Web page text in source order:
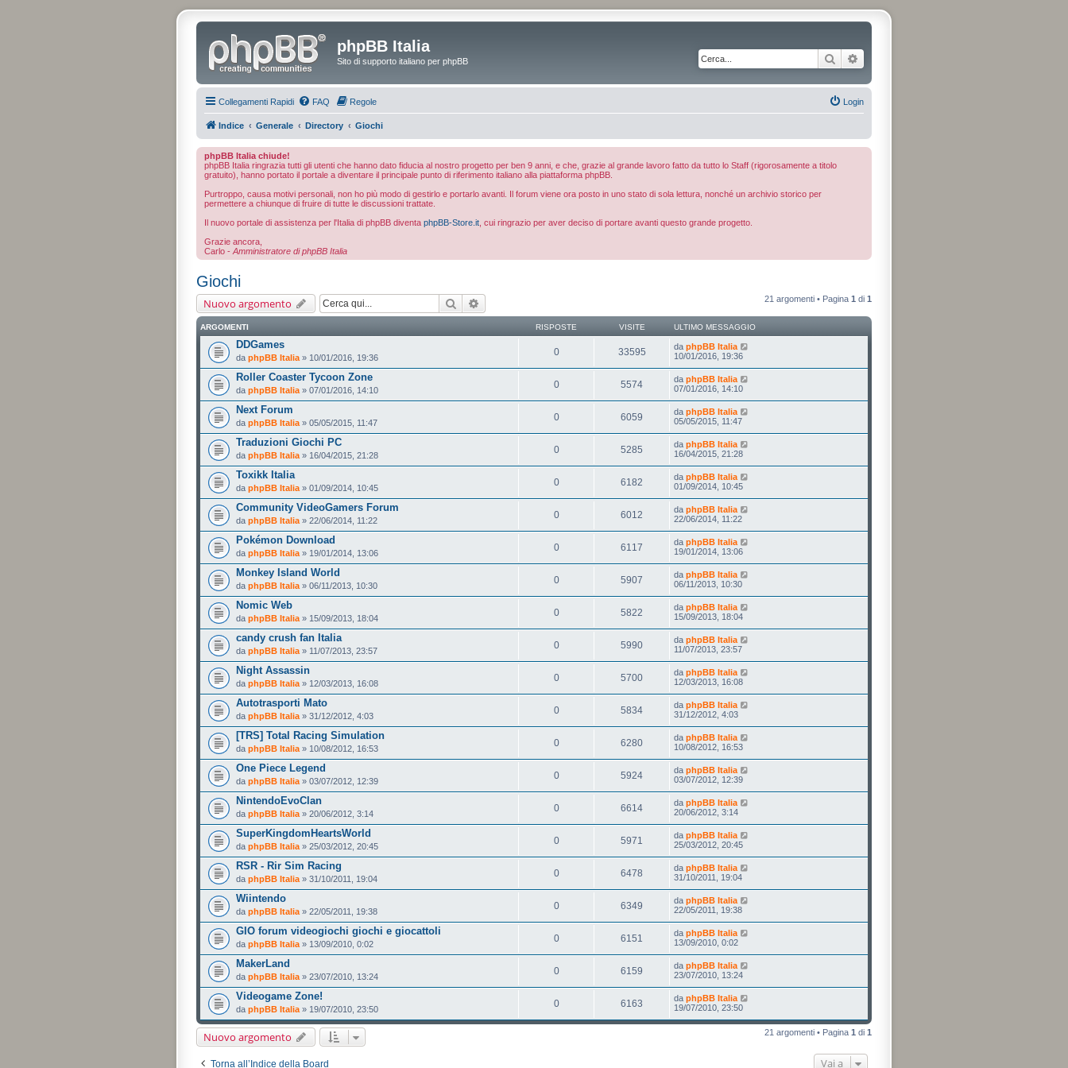
phpBB Italia
Sito di supporto italiano per phpBB Cerca
Collegamenti Rapidi FAQ Regole Login
Indice Generale Directory Giochi
phpBB Italia chiude!
phpBB Italia ringrazia tutti gli utenti che hanno dato fiducia al nostro progetto per ben 9 anni, e che, grazie al grande lavoro fatto da tutto lo Staff (rigorosamente a titolo
gratuito), hanno portato il portale a diventare il principale punto di riferimento italiano alla piattaforma phpBB.
Purtroppo, causa motivi personali, non ho più modo di gestirlo e portarlo avanti. Il forum viene ora posto in uno stato di sola lettura, nonché un archivio storico per
permettere a chiunque di fruire di tutte le discussioni trattate.
Il nuovo portale di assistenza per l'Italia di phpBB diventa phpBB-Store.it , cui ringrazio per aver deciso di portare avanti questo grande progetto.
Grazie ancora,
Carlo - Amministratore di phpBB Italia
Giochi
Nuovo argomento Cerca 21 argomenti • Pagina 1 di 1
ARGOMENTI RISPOSTE VISITE ULTIMO MESSAGGIO
DDGames
da phpBB Italia » 10/01/2016, 19:36
0 33595 da phpBB Italia
10/01/2016, 19:36
Roller Coaster Tycoon Zone
da phpBB Italia » 07/01/2016, 14:10
0 5574 da phpBB Italia
07/01/2016, 14:10
Next Forum
da phpBB Italia » 05/05/2015, 11:47
0 6059 da phpBB Italia
05/05/2015, 11:47
Traduzioni Giochi PC
da phpBB Italia » 16/04/2015, 21:28
0 5285 da phpBB Italia
16/04/2015, 21:28
Toxikk Italia
da phpBB Italia » 01/09/2014, 10:45
0 6182 da phpBB Italia
01/09/2014, 10:45
Community VideoGamers Forum
da phpBB Italia » 22/06/2014, 11:22
0 6012 da phpBB Italia
22/06/2014, 11:22
Pokémon Download
da phpBB Italia » 19/01/2014, 13:06
0 6117 da phpBB Italia
19/01/2014, 13:06
Monkey Island World
da phpBB Italia » 06/11/2013, 10:30
0 5907 da phpBB Italia
06/11/2013, 10:30
Nomic Web
da phpBB Italia » 15/09/2013, 18:04
0 5822 da phpBB Italia
15/09/2013, 18:04
candy crush fan Italia
da phpBB Italia » 11/07/2013, 23:57
0 5990 da phpBB Italia
11/07/2013, 23:57
Night Assassin
da phpBB Italia » 12/03/2013, 16:08
0 5700 da phpBB Italia
12/03/2013, 16:08
Autotrasporti Mato
da phpBB Italia » 31/12/2012, 4:03
0 5834 da phpBB Italia
31/12/2012, 4:03
[TRS] Total Racing Simulation
da phpBB Italia » 10/08/2012, 16:53
0 6280 da phpBB Italia
10/08/2012, 16:53
One Piece Legend
da phpBB Italia » 03/07/2012, 12:39
0 5924 da phpBB Italia
03/07/2012, 12:39
NintendoEvoClan
da phpBB Italia » 20/06/2012, 3:14
0 6614 da phpBB Italia
20/06/2012, 3:14
SuperKingdomHeartsWorld
da phpBB Italia » 25/03/2012, 20:45
0 5971 da phpBB Italia
25/03/2012, 20:45
RSR - Rir Sim Racing
da phpBB Italia » 31/10/2011, 19:04
0 6478 da phpBB Italia
31/10/2011, 19:04
Wiintendo
da phpBB Italia » 22/05/2011, 19:38
0 6349 da phpBB Italia
22/05/2011, 19:38
GIO forum videogiochi giochi e giocattoli
da phpBB Italia » 13/09/2010, 0:02
0 6151 da phpBB Italia
13/09/2010, 0:02
MakerLand
da phpBB Italia » 23/07/2010, 13:24
0 6159 da phpBB Italia
23/07/2010, 13:24
Videogame Zone!
da phpBB Italia » 19/07/2010, 23:50
0 6163 da phpBB Italia
19/07/2010, 23:50
Nuovo argomento 21 argomenti • Pagina 1 di 1
Torna all’Indice della Board Vai a